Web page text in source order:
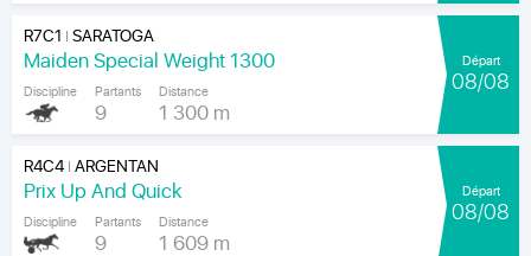
R7C1 |SARATOGA
Maiden Special Weight 1300
Discipline Partants
9
Distance
1 300 m
Départ
08/08
R4C4|ARGENTAN
Prix Up And Quick
Discipline Partants
9
Distance
1 609 m
Départ
08/08